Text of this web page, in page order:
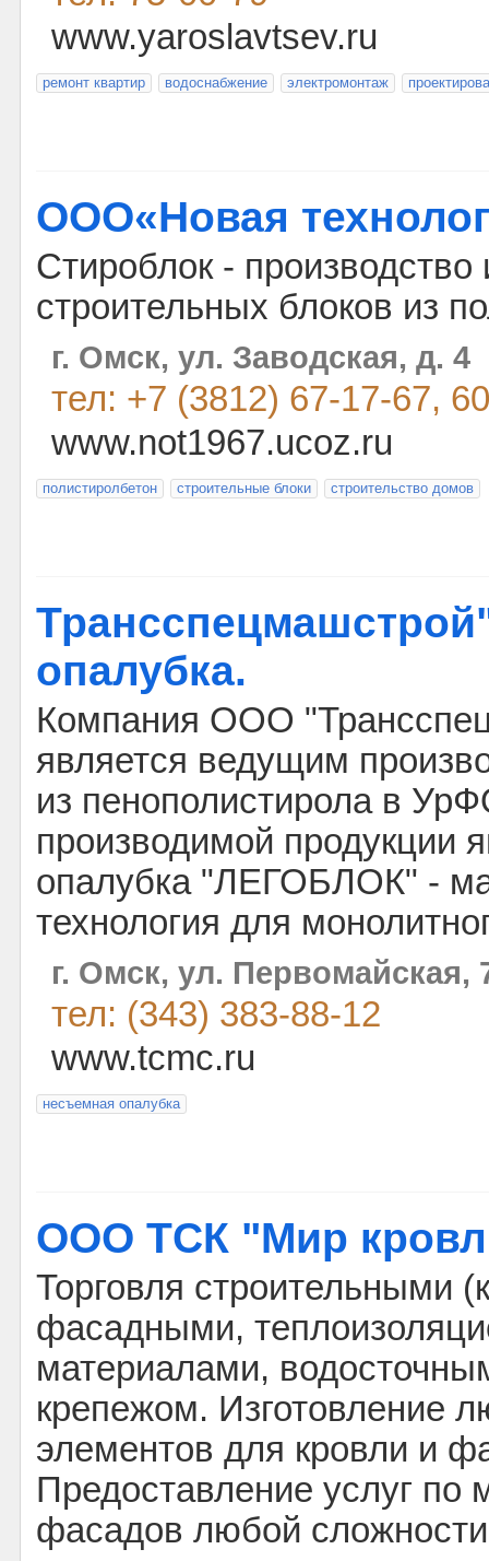
www.yaroslavtsev.ru
ремонт квартир водоснабжение электромонтаж
ООО«Новая
Стироблок -
строительных блоков из
г. Омск, ул. Заводская, д. 4
тел: +7 (3812) 67-17-67,
www.not1967.ucoz.ru
полистиролбетон строительные блоки строительство домов
опалубка.
Компания ООО
является ведущим
из пенополистирола в
производимой продукции
опалубка "ЛЕГОБЛОК" -
технология для
г. Омск, ул. Первомайская,
тел: (343) 383-88-12
www.tcmc.ru
несъемная опалубка
ООО ТСК "Мир
Торговля строительными
фасадными,
материалами,
крепежом. Изготовление
элементов для кровли и
Предоставление услуг по
фасадов любой